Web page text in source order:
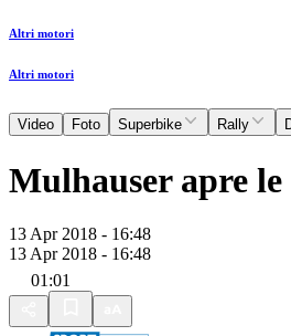
Altri motori
Altri motori
Video Foto Superbike Rally
Mulhauser apre le
13 Apr 2018 - 16:48
13 Apr 2018 - 16:48
01:01